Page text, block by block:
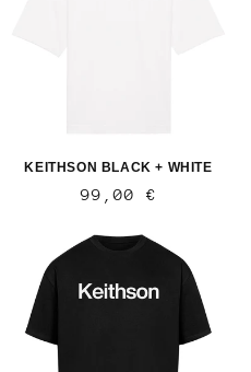
KEITHSON BLACK + WHITE
Normaler
99,00 €